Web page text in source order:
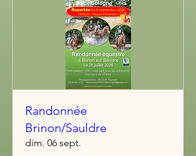
Randonnée
Brinon/Sauldre
dim. 06 sept.